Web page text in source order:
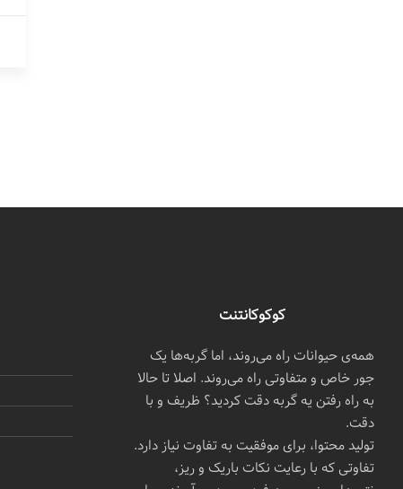
کوکوکانتنت
همه‌ی حیوانات راه می‌روند، اما گربه‌ها یک
جور خاص و متفاوتی راه می‌روند. اصلا تا حالا
به راه رفتن یه گربه دقت کردید؟ ظریف و با
دقت.
تولید محتوا، برای موفقیت به تفاوت نیاز دارد.
تفاوتی که با رعایت نکات باریک و ریز،